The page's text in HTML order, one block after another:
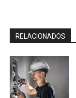
RELACIONADOS